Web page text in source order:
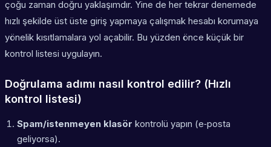
çoğu zaman doğru yaklaşımdır. Yine de her tekrar denemede
hızlı şekilde üst üste giriş yapmaya çalışmak hesabı korumaya
yönelik kısıtlamalara yol açabilir. Bu yüzden önce küçük bir
kontrol listesi uygulayın.
Doğrulama adımı nasıl kontrol edilir? (Hızlı
kontrol listesi)
Spam/istenmeyen klasör kontrolü yapın (e‑posta
geliyorsa).